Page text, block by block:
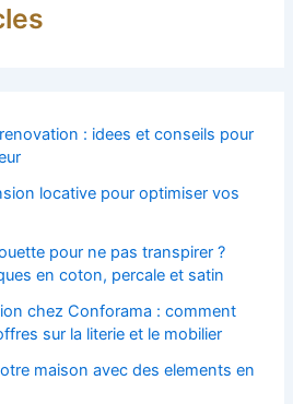
: idees et conseils pour
locative pour optimiser vos
pour ne pas transpirer ?
en coton, percale et satin
chez Conforama : comment
sur la literie et le mobilier
maison avec des elements en